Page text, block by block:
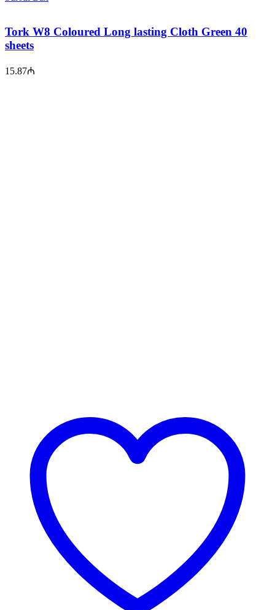
Tork W8 Coloured Long lasting Cloth Green 40
sheets
15.87₼